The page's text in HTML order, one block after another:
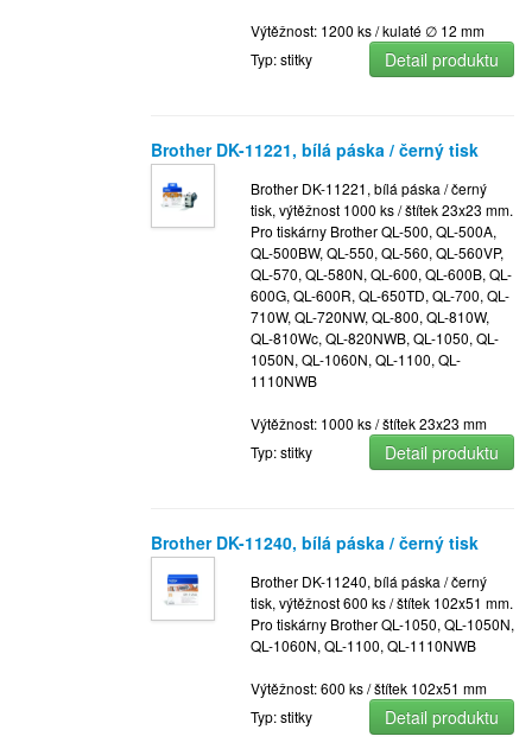
Výtěžnost: 1200 ks / kulaté ∅ 12 mm
Typ: stitky
Detail produktu
Brother DK-11221, bílá páska / černý tisk
Brother DK-11221, bílá páska / černý
tisk, výtěžnost 1000 ks / štítek 23x23 mm.
Pro tiskárny Brother QL-500, QL-500A,
QL-500BW, QL-550, QL-560, QL-560VP,
QL-570, QL-580N, QL-600, QL-600B, QL-
600G, QL-600R, QL-650TD, QL-700, QL-
710W, QL-720NW, QL-800, QL-810W,
QL-810Wc, QL-820NWB, QL-1050, QL-
1050N, QL-1060N, QL-1100, QL-
1110NWB
Výtěžnost: 1000 ks / štítek 23x23 mm
Typ: stitky
Detail produktu
Brother DK-11240, bílá páska / černý tisk
Brother DK-11240, bílá páska / černý
tisk, výtěžnost 600 ks / štítek 102x51 mm.
Pro tiskárny Brother QL-1050, QL-1050N,
QL-1060N, QL-1100, QL-1110NWB
Výtěžnost: 600 ks / štítek 102x51 mm
Typ: stitky
Detail produktu